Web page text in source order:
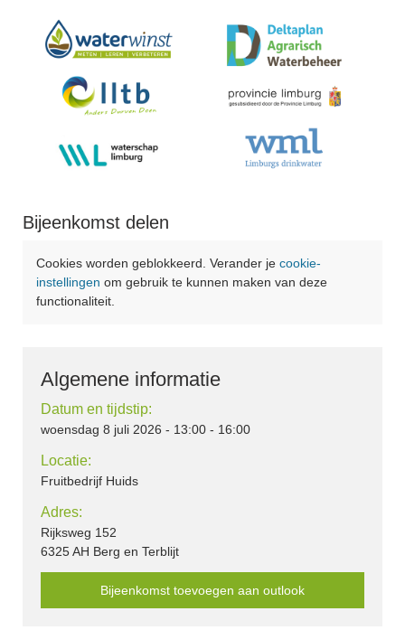
Bijeenkomst delen
Cookies worden geblokkeerd. Verander je cookie-
instellingen om gebruik te kunnen maken van deze
functionaliteit.
Algemene informatie
Datum en tijdstip:
woensdag 8 juli 2026 - 13:00 - 16:00
Locatie:
Fruitbedrijf Huids
Adres:
Rijksweg 152
6325 AH Berg en Terblijt